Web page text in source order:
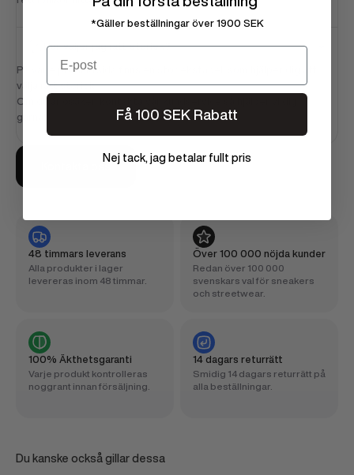
48 timmars leverans
Alla produkter i lager
levereras inom 48 timmar.
Över 100 000 nöjda kunder
Redan över 100 000
svenskars val för sneakers
och streetwear.
100% Äkthetsgaranti
Varje produkt kontrolleras
noggrant innan försäljning.
14 dagars returrätt
Smidig 14 dagars returrätt på
alla beställningar.
Hur väljer jag rätt storlek?
På varje produktsida finns en storlekstabell som hjälper dig att
välja rätt storlek.
Om du är osäker, kontakta vår kundservice så hjälper vi dig
gärna!
Du kanske också gillar dessa
*Gäller beställningar över 1900 SEK
Email
Få 100 SEK Rabatt
Nej tack, jag betalar fullt pris